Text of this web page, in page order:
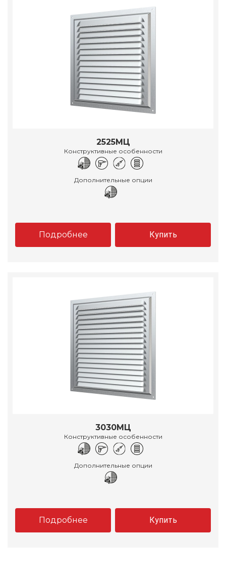
2525МЦ
Конструктивные особенности
Дополнительные опции
Подробнее Купить
3030МЦ
Конструктивные особенности
Дополнительные опции
Подробнее Купить